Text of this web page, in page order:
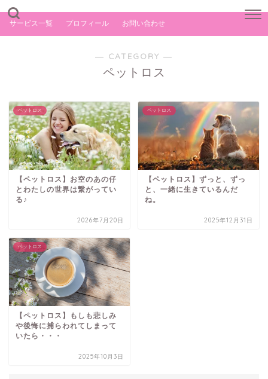
サービス一覧 プロフィール お問い合わせ
― CATEGORY ―
ペットロス
ペットロス
【ペットロス】お空のあの仔
とわたしの世界は繋がってい
る♪
2026年7月20日
ペットロス
【ペットロス】ずっと、ずっ
と、一緒に生きているんだ
ね。
2025年12月31日
ペットロス
【ペットロス】もしも悲しみ
や後悔に捕らわれてしまって
いたら・・・
2025年10月3日